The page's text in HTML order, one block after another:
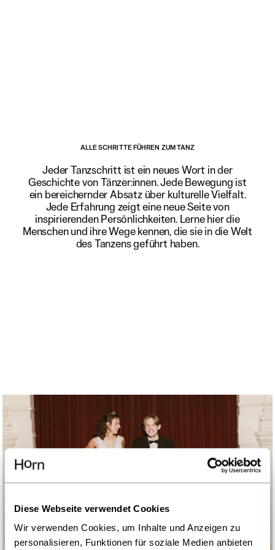
Diese Webseite verwendet Cookies
Wir verwenden Cookies, um Inhalte und Anzeigen zu
personalisieren, Funktionen für soziale Medien anbieten
ALLE SCHRITTE FÜHREN ZUM TANZ
Jeder Tanzschritt ist ein neues Wort in der
Geschichte von Tänzer:innen. Jede Bewegung ist
ein bereichernder Absatz über kulturelle Vielfalt.
Jede Erfahrung zeigt eine neue Seite von
inspirierenden Persönlichkeiten. Lerne hier die
Menschen und ihre Wege kennen, die sie in die Welt
des Tanzens geführt haben.